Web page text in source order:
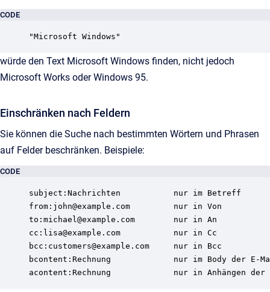
CODE
würde den Text Microsoft Windows finden, nicht jedoch
Microsoft Works oder Windows 95.
Einschränken nach Feldern
Sie können die Suche nach bestimmten Wörtern und Phrasen
auf Felder beschränken. Beispiele:
CODE
subject:Nachrichten           nur im Betreff
from:john@example.com         nur in Von
to:michael@example.com        nur in An
cc:lisa@example.com           nur in Cc
bcc:customers@example.com     nur in Bcc
bcontent:Rechnung             nur im Body der E-